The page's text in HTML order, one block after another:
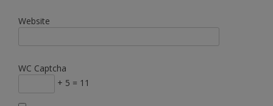
Website
WC Captcha
+ 5 = 11